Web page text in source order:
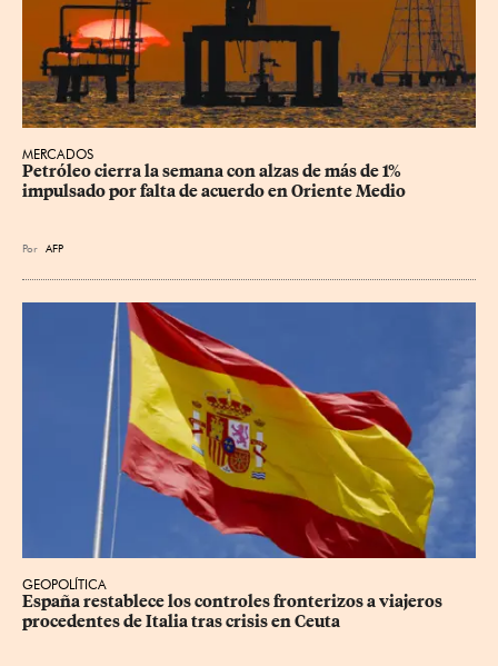
MERCADOS
Petróleo cierra la semana con alzas de más de 1%
impulsado por falta de acuerdo en Oriente Medio
Por AFP
GEOPOLÍTICA
España restablece los controles fronterizos a viajeros
procedentes de Italia tras crisis en Ceuta